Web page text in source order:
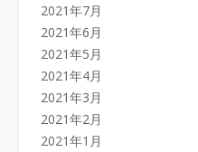
2021年7月
2021年6月
2021年5月
2021年4月
2021年3月
2021年2月
2021年1月